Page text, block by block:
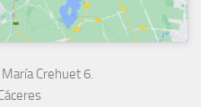
Crehuet 6.